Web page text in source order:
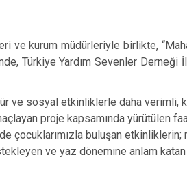
ve kurum müdürleriyle birlikte,
Türkiye Yardım Sevenler
ve sosyal etkinliklerle daha verimli,
proje kapsamında yürütülen
çocuklarımızla buluşan etkinliklerin;
ve yaz dönemine anlam